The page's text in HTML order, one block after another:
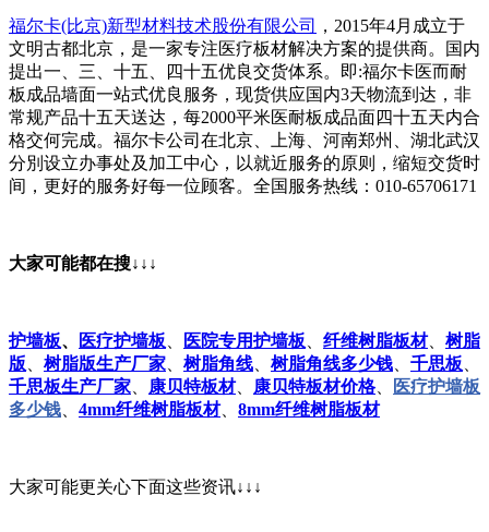
福尔卡(比京)新型材料技术股份有限公司
，2015年4月成立于
文明古都北京，是一家专注医疗板材解决方案的提供商。国内
提出一、三、十五、四十五优良交货体系。即:福尔卡医而耐
板成品墙面一站式优良服务，现货供应国内3天物流到达，非
常规产品十五天送达，每2000平米医耐板成品面四十五天内合
格交何完成。福尔卡公司在北京、上海、河南郑州、湖北武汉
分別设立办事处及加工中心，以就近服务的原则，缩短交货时
间，更好的服务好每一位顾客。全国服务热线：010-65706171
大家可能都在搜↓↓↓
护墙板、 医疗护墙板 医院专用护墙板 纤维树脂板材、 树脂
版
树脂版生产厂家 树脂角线 树脂角线多少钱 千思板
千思板生产厂家
康贝特板材、 康贝特板材价格、
医疗护墙板
多少钱
4mm纤维树脂板材、 8mm纤维树脂板材
大家可能更关心下面这些资讯↓↓↓